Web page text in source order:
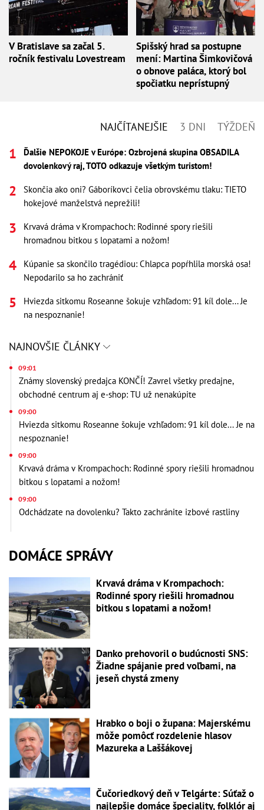
V Bratislave sa začal 5.
ročník festivalu Lovestream
Spišský hrad sa postupne
mení: Martina Šimkovičová
o obnove paláca, ktorý bol
spočiatku neprístupný
NAJČÍTANEJŠIE 3 DNI TÝŽDEŇ
Ďalšie NEPOKOJE v Európe: Ozbrojená skupina OBSADILA
dovolenkový raj, TOTO odkazuje všetkým turistom!
Skončia ako oni? Gáboríkovci čelia obrovskému tlaku: TIETO
hokejové manželstvá neprežili!
Krvavá dráma v Krompachoch: Rodinné spory riešili
hromadnou bitkou s lopatami a nožom!
Kúpanie sa skončilo tragédiou: Chlapca popŕhlila morská osa!
Nepodarilo sa ho zachrániť
Hviezda sitkomu Roseanne šokuje vzhľadom: 91 kíl dole... Je
na nespoznanie!
NAJNOVŠIE ČLÁNKY
09:01
Známy slovenský predajca KONČÍ! Zavrel všetky predajne,
obchodné centrum aj e-shop: TU už nenakúpite
09:00
Hviezda sitkomu Roseanne šokuje vzhľadom: 91 kíl dole... Je na
nespoznanie!
09:00
Krvavá dráma v Krompachoch: Rodinné spory riešili hromadnou
bitkou s lopatami a nožom!
09:00
Odchádzate na dovolenku? Takto zachránite izbové rastliny
DOMÁCE SPRÁVY
Krvavá dráma v Krompachoch:
Rodinné spory riešili hromadnou
bitkou s lopatami a nožom!
Danko prehovoril o budúcnosti SNS:
Žiadne spájanie pred voľbami, na
jeseň chystá zmeny
Hrabko o boji o župana: Majerskému
môže pomôcť rozdelenie hlasov
Mazureka a Laššákovej
Čučoriedkový deň v Telgárte: Súťaž o
najlepšie domáce špeciality, folklór aj